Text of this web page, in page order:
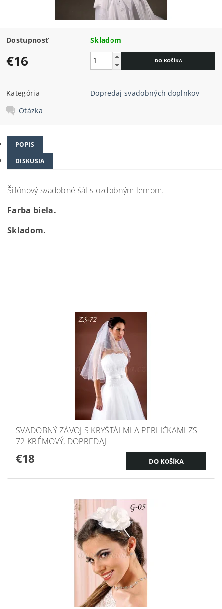
Dostupnosť Skladom
€16
Kategória
Dopredaj svadobných doplnkov
Otázka
POPIS
DISKUSIA
Šifónový svadobné šál s ozdobným lemom.
Farba biela.
Skladom.
SVADOBNÝ ZÁVOJ S KRYŠTÁLMI A PERLIČKAMI ZS-
72 KRÉMOVÝ, DOPREDAJ
€18